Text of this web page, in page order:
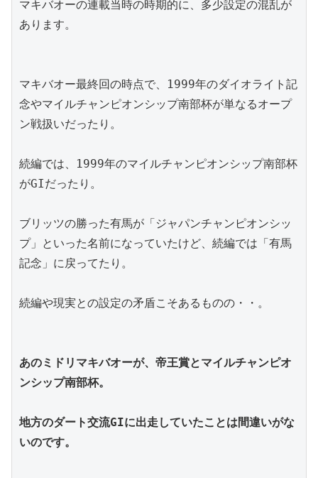
マキバオーの連載当時の時期的に、多少設定の混乱が
あります。
マキバオー最終回の時点で、1999年のダイオライト記
念やマイルチャンピオンシップ南部杯が単なるオープ
ン戦扱いだったり。
続編では、1999年のマイルチャンピオンシップ南部杯
がGIだったり。
ブリッツの勝った有馬が「ジャパンチャンピオンシッ
プ」といった名前になっていたけど、続編では「有馬
記念」に戻ってたり。
続編や現実との設定の矛盾こそあるものの・・。
あのミドリマキバオーが、帝王賞とマイルチャンピオ
ンシップ南部杯。
地方のダート交流GIに出走していたことは間違いがな
いのです。